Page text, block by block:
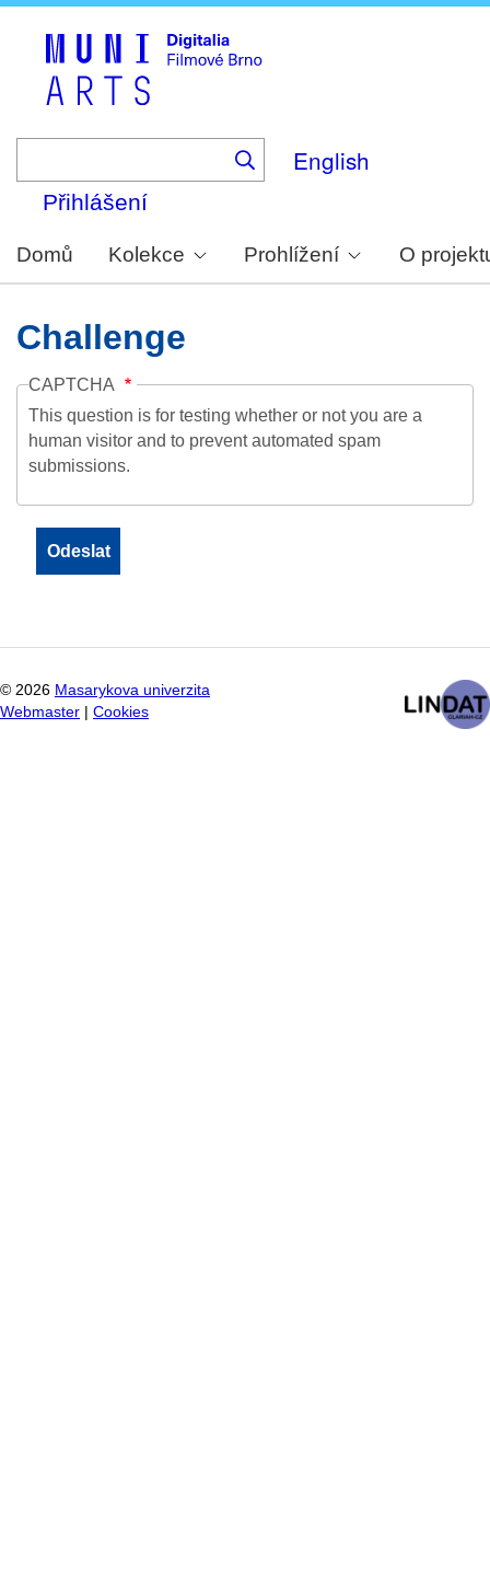
English
Přihlášení
Domů Kolekce Prohlížení O
Challenge
CAPTCHA
This question is for testing whether or not you are a
human visitor and to prevent automated spam
submissions.
© 2026 Masarykova univerzita
Webmaster
Cookies